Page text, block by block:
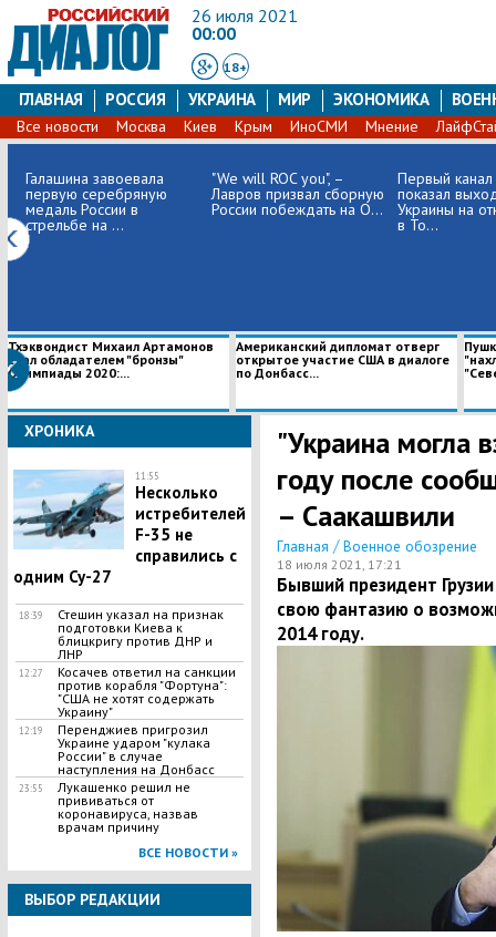
26 июля 2021
00:00
18+
ГЛАВНАЯ РОССИЯ УКРАИНА МИР ЭКОНОМИКА
Все новости Москва Киев Крым ИноСМИ Мнение
Галашина завоевала
первую серебряную
медаль России в
стрельбе на ...
"We will ROC you", –
Лавров призвал сборную
России побеждать на О...
Первый канал
показал
Украины на
в То...
Тхэквондист Михаил Артамонов
стал обладателем "бронзы"
Олимпиады 2020:...
Американский дипломат отверг
открытое участие США в диалоге
по Донбасс...
ХРОНИКА
11:55
Несколько
истребителей
F-35 не
справились с
одним Су-27
18:39
Стешин указал на признак
подготовки Киева к
блицкригу против ДНР и
ЛНР
12:27
​Косачев ответил на санкции
против корабля "Фортуна":
"США не хотят содержать
Украину"
12:19
Перенджиев пригрозил
Украине ударом "кулака
России" в случае
наступления на Донбасс
23:55
Лукашенко решил не
прививаться от
коронавируса, назвав
врачам причину
ВСЕ НОВОСТИ »
ВЫБОР РЕДАКЦИИ
"Украина могла
году после
– Саакашвили
Главная / Военное обозрение
18 июля 2021, 17:21
Бывший президент
свою фантазию о
2014 году.